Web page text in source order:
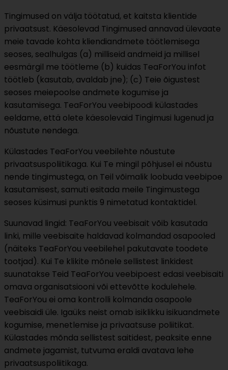
Tingimused on välja töötatud, et kaitsta klientide
privaatsust. Käesolevad Tingimused annavad ülevaate
meie tavade kohta kliendiandmete töötlemisega
seoses, sealhulgas (a) milliseid andmeid ja millisel
eesmärgil me töötleme (b) kuidas TeaForYou infot
töötleb (kasutab, avaldab jne); (c) Teie õigustest
seoses meiepoolse andmete kogumise ja
kasutamisega. TeaForYou veebipoodi külastades
eeldame, että olete käesolevaid Tingimusi lugenud ja
nõustute nendega.
Külastades TeaForYou veebilehte nõustute
privaatsuspoliitikaga. Kui Te mingil põhjusel ei nõustu
nende tingimustega, on Teil võimalik loobuda veebipoe
kasutamisest, samuti esitada meile Tingimustega
seoses küsimusi punktis 9 nimetatud kontaktidel.
Suunavad lingid: TeaForYou veebisait võib kasutada
linki, mille veebisaite haldavad kolmandad osapooled
(näiteks TeaForYou veebilehel pakutavate toodete
tootjad). Kui Te klikite mõnele sellistest linkidest
suunatakse Teid TeaForYou veebipoest edasi veebisaiti
omava organisatsiooni või ettevõtte kodulehele.
TeaForYou ei oma kontrolli kolmanda osapoole
veebisaidi üle. Igaüks neist omab isiklikku isikuandmete
kogumise, menetlemise ja privaatsuse poliitikat.
Külastades mõnda sellistest saitidest, peaksite enne
andmete jagamist, tutvuma eraldi avatava lehe
privaatsuspoliitikaga.